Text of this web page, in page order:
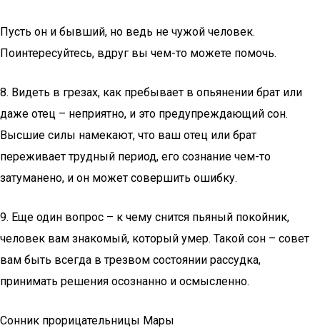
Пусть он и бывший, но ведь не чужой человек.
Поинтересуйтесь, вдруг вы чем-то можете помочь.
8. Видеть в грезах, как пребывает в опьянении брат или
даже отец – неприятно, и это предупреждающий сон.
Высшие силы намекают, что ваш отец или брат
переживает трудный период, его сознание чем-то
затуманено, и он может совершить ошибку.
9. Еще один вопрос – к чему снится пьяный покойник,
человек вам знакомый, который умер. Такой сон – совет
вам быть всегда в трезвом состоянии рассудка,
принимать решения осознанно и осмысленно.
Сонник прорицательницы Мары